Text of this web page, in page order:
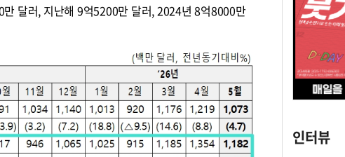
달러, 지난해 9억5200만 달러, 2024년 8억8000만
인터뷰